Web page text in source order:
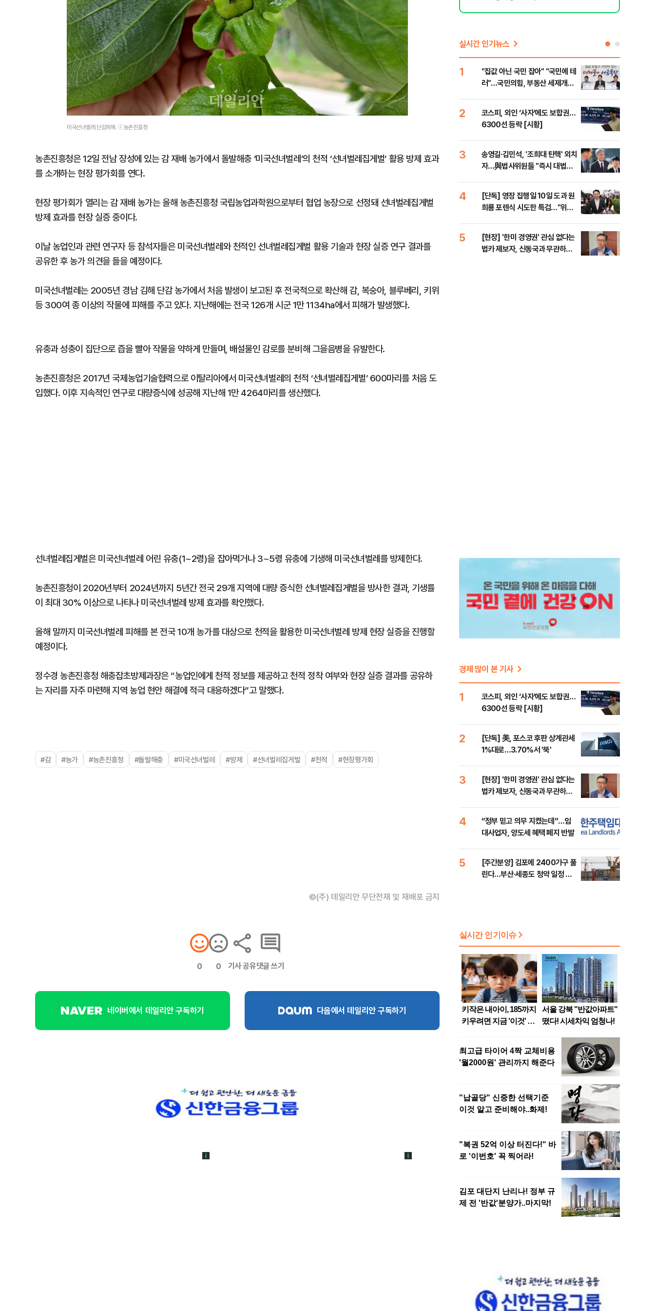
미국선녀벌레 단감피해. ⓒ농촌진흥청
농촌진흥청은 12일 전남 장성에 있는 감 재배 농가에서 돌발해충 ‘미국선녀벌레’의 천적 ‘선녀벌레집게벌’ 활용 방제 효과
를 소개하는 현장 평가회를 연다.
현장 평가회가 열리는 감 재배 농가는 올해 농촌진흥청 국립농업과학원으로부터 협업 농장으로 선정돼 선녀벌레집게벌
방제 효과를 현장 실증 중이다.
이날 농업인과 관련 연구자 등 참석자들은 미국선녀벌레와 천적인 선녀벌레집게벌 활용 기술과 현장 실증 연구 결과를
공유한 후 농가 의견을 들을 예정이다.
미국선녀벌레는 2005년 경남 김해 단감 농가에서 처음 발생이 보고된 후 전국적으로 확산해 감, 복숭아, 블루베리, 키위
등 300여 종 이상의 작물에 피해를 주고 있다. 지난해에는 전국 126개 시군 1만 1134ha에서 피해가 발생했다.
유충과 성충이 집단으로 즙을 빨아 작물을 약하게 만들며, 배설물인 감로를 분비해 그을음병을 유발한다.
농촌진흥청은 2017년 국제농업기술협력으로 이탈리아에서 미국선녀벌레의 천적 ‘선녀벌레집게벌’ 600마리를 처음 도
입했다. 이후 지속적인 연구로 대량증식에 성공해 지난해 1만 4264마리를 생산했다.
선녀벌레집게벌은 미국선녀벌레 어린 유충(1~2령)을 잡아먹거나 3~5령 유충에 기생해 미국선녀벌레를 방제한다.
농촌진흥청이 2020년부터 2024년까지 5년간 전국 29개 지역에 대량 증식한 선녀벌레집게벌을 방사한 결과, 기생률
이 최대 30% 이상으로 나타나 미국선녀벌레 방제 효과를 확인했다.
올해 말까지 미국선녀벌레 피해를 본 전국 10개 농가를 대상으로 천적을 활용한 미국선녀벌레 방제 현장 실증을 진행할
예정이다.
정수경 농촌진흥청 해충잡초방제과장은 “농업인에게 천적 정보를 제공하고 천적 정착 여부와 현장 실증 결과를 공유하
는 자리를 자주 마련해 지역 농업 현안 해결에 적극 대응하겠다”고 말했다.
#감 #농가 #농촌진흥청 #돌발해충 #미국선녀벌레 #방제 #선녀벌레집게벌 #천적 #현장평가회
©(주) 데일리안 무단전재 및 재배포 금지
0 0 기사 공유댓글 쓰기
네이버에서 데일리안 구독하기 다음에서 데일리안 구독하기
실시간 인기뉴스
1
"집값 아닌 국민 잡아" "국민에 테
러"…국민의힘, 부동산 세제개편
2
코스피, 외인 ‘사자’에도 보합권…
6300선 등락 [시황]
3
송영길·김민석, '조희대 탄핵' 외치
자…與법사위원들 "즉시 대법관
4
[단독] 영장 집행일 10일 도과 원
희룡 포렌식 시도한 특검…"위법
5
[현장] '한미 경영권' 관심 없다는
법카 제보자, 신동국과 무관하다
경제 많이 본 기사
1
코스피, 외인 ‘사자’에도 보합권…
6300선 등락 [시황]
2
[단독] 美, 포스코 후판 상계관세
1%대로…3.70%서 '뚝'
3
[현장] '한미 경영권' 관심 없다는
법카 제보자, 신동국과 무관하다
4
“정부 믿고 의무 지켰는데”…임
대사업자, 양도세 혜택 폐지 반발
5
[주간분양] 김포에 2400가구 풀
린다…부산·세종도 청약 일정 돌